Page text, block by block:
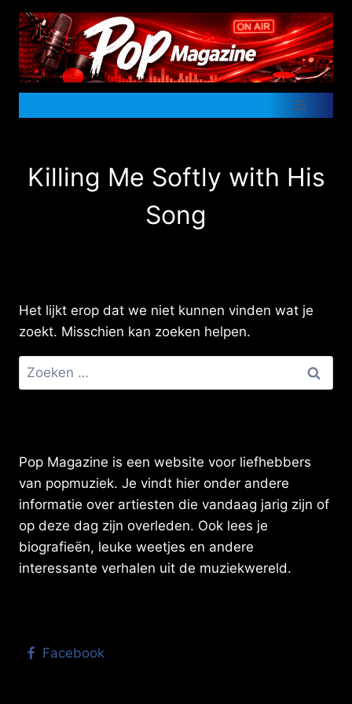
Doorgaan
naar
inhoud
Killing Me Softly with His
Song
Het lijkt erop dat we niet kunnen vinden wat je
zoekt. Misschien kan zoeken helpen.
Zoeken
naar:
Pop Magazine is een website voor liefhebbers
van popmuziek. Je vindt hier onder andere
informatie over artiesten die vandaag jarig zijn of
op deze dag zijn overleden. Ook lees je
biografieën, leuke weetjes en andere
interessante verhalen uit de muziekwereld.
Facebook